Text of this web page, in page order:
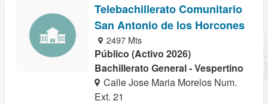
Telebachillerato Comunitario
San Antonio de los Horcones
2497 Mts
Público (Activo 2026)
Bachillerato General - Vespertino
Calle Jose Maria Morelos Num.
Ext. 21